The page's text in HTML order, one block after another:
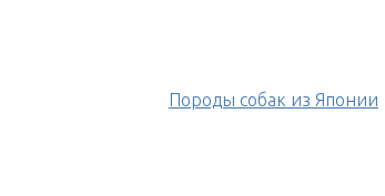
Породы собак из Японии